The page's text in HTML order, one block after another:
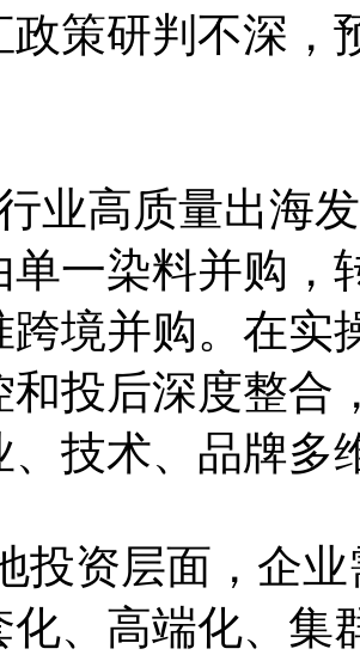
政策研判不深，
高质量出海发
单一染料并购，
跨境并购。在实
和投后深度整合
、技术、品牌多
资层面，企业
化、高端化、集